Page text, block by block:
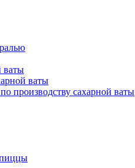
ваты
ваты
производству сахарной ваты